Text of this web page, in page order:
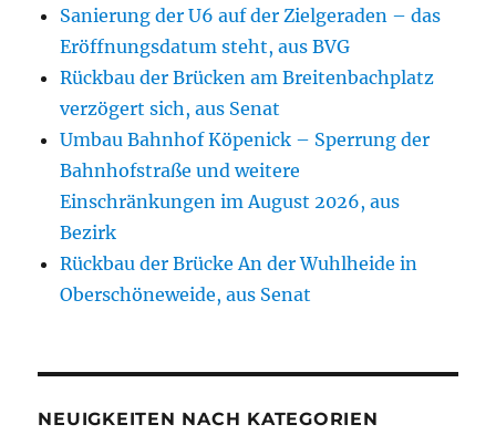
Sanierung der U6 auf der Zielgeraden – das
Eröffnungsdatum steht, aus BVG
Rückbau der Brücken am Breitenbachplatz
verzögert sich, aus Senat
Umbau Bahnhof Köpenick – Sperrung der
Bahnhofstraße und weitere
Einschränkungen im August 2026, aus
Bezirk
Rückbau der Brücke An der Wuhlheide in
Oberschöneweide, aus Senat
NEUIGKEITEN NACH KATEGORIEN